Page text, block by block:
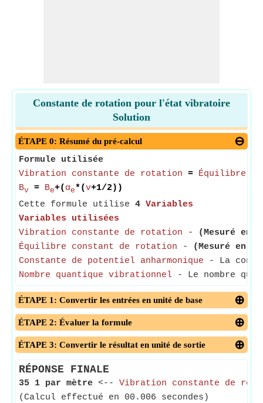
Constante de rotation pour l'état vibratoire
Solution
ÉTAPE 0: Résumé du pré-calcul
Formule utilisée
Vibration constante de rotation = Équilibre
Bv = Be+( αe*(v+1/2))
Cette formule utilise 4 Variables
Variables utilisées
Vibration constante de rotation -
(Mesuré en
Équilibre constant de rotation -
(Mesuré en
Constante de potentiel anharmonique - La
Nombre quantique vibrationnel - Le nombre
ÉTAPE 1: Convertir les entrées en unité de base
ÉTAPE 2: Évaluer la formule
ÉTAPE 3: Convertir le résultat en unité de sortie
RÉPONSE FINALE
35 1 par mètre <-- Vibration constante de
(Calcul effectué en 00.006 secondes)